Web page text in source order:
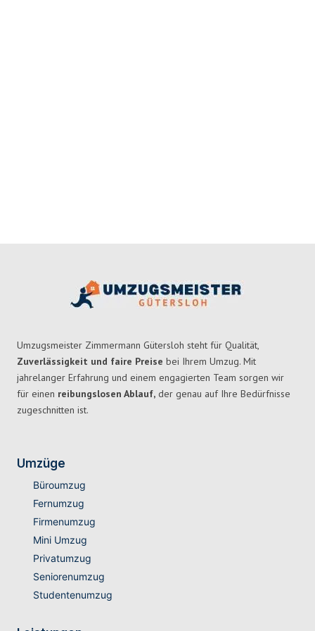
Umzugsmeister Zimmermann Gütersloh steht für Qualität,
Zuverlässigkeit und faire Preise bei Ihrem Umzug. Mit
jahrelanger Erfahrung und einem engagierten Team sorgen wir
für einen reibungslosen Ablauf, der genau auf Ihre Bedürfnisse
zugeschnitten ist.
Umzüge
Büroumzug
Fernumzug
Firmenumzug
Mini Umzug
Privatumzug
Seniorenumzug
Studentenumzug